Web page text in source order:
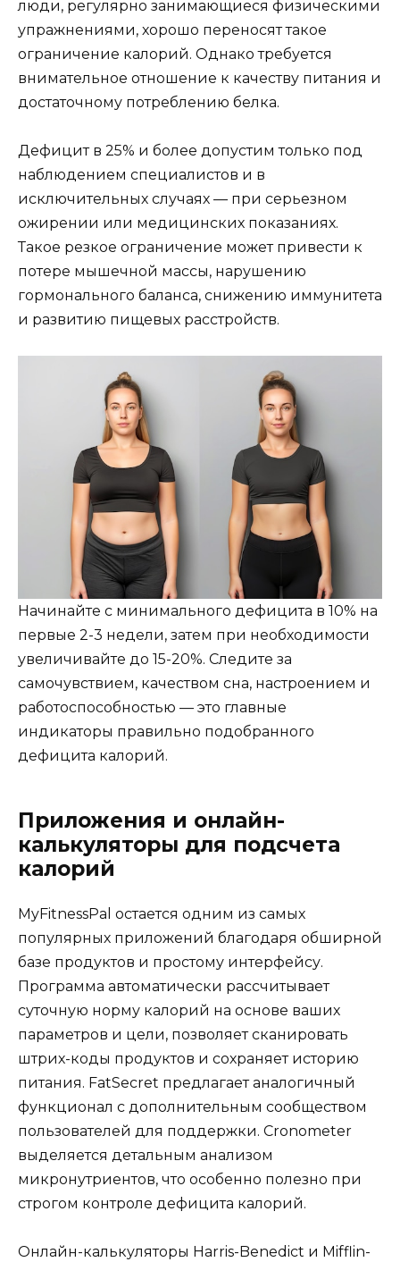
люди, регулярно занимающиеся физическими
упражнениями, хорошо переносят такое
ограничение калорий. Однако требуется
внимательное отношение к качеству питания и
достаточному потреблению белка.
Дефицит в 25% и более допустим только под
наблюдением специалистов и в
исключительных случаях — при серьезном
ожирении или медицинских показаниях.
Такое резкое ограничение может привести к
потере мышечной массы, нарушению
гормонального баланса, снижению иммунитета
и развитию пищевых расстройств.
Начинайте с минимального дефицита в 10% на
первые 2-3 недели, затем при необходимости
увеличивайте до 15-20%. Следите за
самочувствием, качеством сна, настроением и
работоспособностью — это главные
индикаторы правильно подобранного
дефицита калорий.
Приложения и онлайн-
калькуляторы для подсчета
калорий
MyFitnessPal остается одним из самых
популярных приложений благодаря обширной
базе продуктов и простому интерфейсу.
Программа автоматически рассчитывает
суточную норму калорий на основе ваших
параметров и цели, позволяет сканировать
штрих-коды продуктов и сохраняет историю
питания. FatSecret предлагает аналогичный
функционал с дополнительным сообществом
пользователей для поддержки. Cronometer
выделяется детальным анализом
микронутриентов, что особенно полезно при
строгом контроле дефицита калорий.
Онлайн-калькуляторы Harris-Benedict и Mifflin-